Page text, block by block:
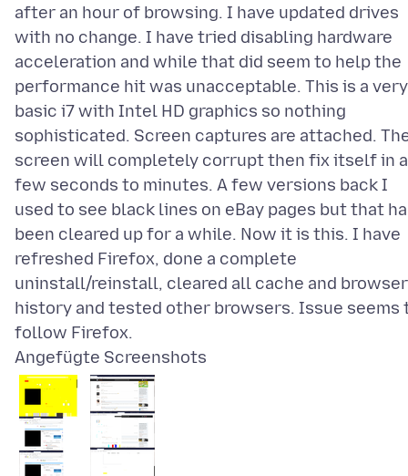
after an hour of browsing. I have updated drives
with no change. I have tried disabling hardware
acceleration and while that did seem to help the
performance hit was unacceptable. This is a very
basic i7 with Intel HD graphics so nothing
sophisticated. Screen captures are attached.
screen will completely corrupt then fix itself in a
few seconds to minutes. A few versions back I
used to see black lines on eBay pages but that
been cleared up for a while. Now it is this. I have
refreshed Firefox, done a complete
uninstall/reinstall, cleared all cache and browser
history and tested other browsers. Issue seems
Angefügte Screenshots